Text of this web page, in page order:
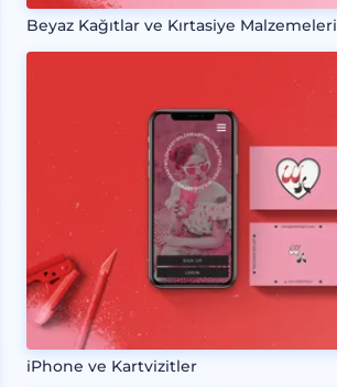
Beyaz Kağıtlar ve Kırtasiye Malzemeleri
iPhone ve Kartvizitler